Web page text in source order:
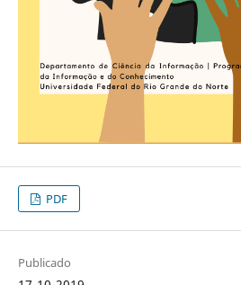
PDF
Publicado